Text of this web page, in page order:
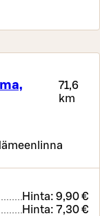
71,6
km
Hinta: 9,90 €
Hinta: 7,30 €